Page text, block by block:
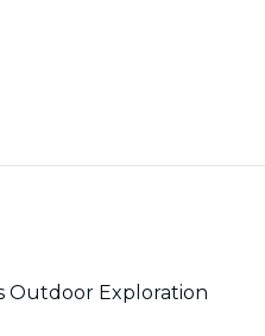
Outdoor Exploration